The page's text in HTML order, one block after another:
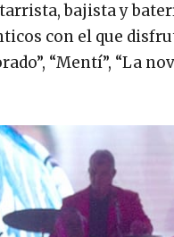
bajista y
con el que
“Mentí”, “La